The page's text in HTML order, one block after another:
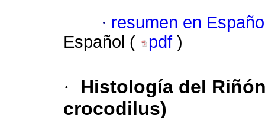
· resumen en
Español (
pdf )
·
Histología del
crocodilus)